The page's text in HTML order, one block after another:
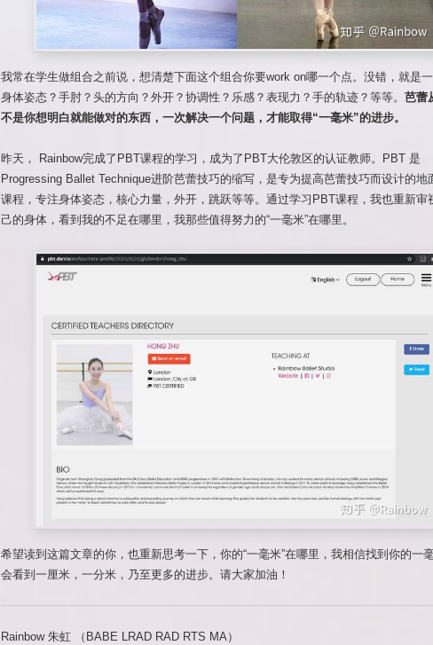
我常在学生做组合之前说，想清楚下面这个组合你要work on哪一个点。没错，就是一
身体姿态？手肘？头的方向？外开？协调性？乐感？表现力？手的轨迹？等等。芭蕾
不是你想明白就能做对的东西，一次解决一个问题，才能取得“一毫米”的进步。
昨天， Rainbow完成了PBT课程的学习，成为了PBT大伦敦区的认证教师。PBT 是
Progressing Ballet Technique进阶芭蕾技巧的缩写，是专为提高芭蕾技巧而设计的地
课程，专注身体姿态，核心力量，外开，跳跃等等。通过学习PBT课程，我也重新审
己的身体，看到我的不足在哪里，我那些值得努力的“一毫米”在哪里。
希望读到这篇文章的你，也重新思考一下，你的“一毫米”在哪里，我相信找到你的一
会看到一厘米，一分米，乃至更多的进步。请大家加油！
Rainbow 朱虹 （BABE LRAD RAD RTS MA）